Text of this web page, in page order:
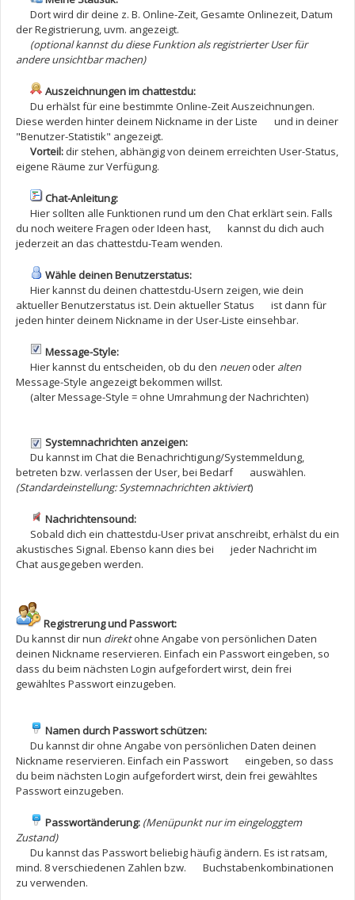
Dort wird dir deine z. B. Online-Zeit, Gesamte Onlinezeit, Datum
der Registrierung, uvm. angezeigt.
(optional kannst du diese Funktion als registrierter User für
andere unsichtbar machen)
Auszeichnungen im chattestdu:
Du erhälst für eine bestimmte Online-Zeit Auszeichnungen.
Diese werden hinter deinem Nickname in der Liste und in deiner
"Benutzer-Statistik" angezeigt.
Vorteil: dir stehen, abhängig von deinem erreichten User-Status,
eigene Räume zur Verfügung.
Chat-Anleitung:
Hier sollten alle Funktionen rund um den Chat erklärt sein. Falls
du noch weitere Fragen oder Ideen hast, kannst du dich auch
jederzeit an das chattestdu-Team wenden.
Wähle deinen Benutzerstatus:
Hier kannst du deinen chattestdu-Usern zeigen, wie dein
aktueller Benutzerstatus ist. Dein aktueller Status ist dann für
jeden hinter deinem Nickname in der User-Liste einsehbar.
Message-Style:
Hier kannst du entscheiden, ob du den neuenoder alten
Message-Style angezeigt bekommen willst.
(alter Message-Style = ohne Umrahmung der Nachrichten)
Systemnachrichten anzeigen:
Du kannst im Chat die Benachrichtigung/Systemmeldung,
betreten bzw. verlassen der User, bei Bedarf auswählen.
(Standardeinstellung: Systemnachrichten aktiviert)
Nachrichtensound:
Sobald dich ein chattestdu-User privat anschreibt, erhälst du ein
akustisches Signal. Ebenso kann dies bei jeder Nachricht im
Chat ausgegeben werden.
Registrerung und Passwort:
Du kannst dir nun direktohne Angabe von persönlichen Daten
deinen Nickname reservieren. Einfach ein Passwort eingeben, so
dass du beim nächsten Login aufgefordert wirst, dein frei
gewähltes Passwort einzugeben.
Namen durch Passwort schützen:
Du kannst dir ohne Angabe von persönlichen Daten deinen
Nickname reservieren. Einfach ein Passwort eingeben, so dass
du beim nächsten Login aufgefordert wirst, dein frei gewähltes
Passwort einzugeben.
Passwortänderung: (Menüpunkt nur im eingeloggtem
Zustand)
Du kannst das Passwort beliebig häufig ändern. Es ist ratsam,
mind. 8 verschiedenen Zahlen bzw. Buchstabenkombinationen
zu verwenden.